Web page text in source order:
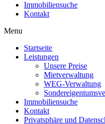
Immobiliensuche
Kontakt
Menu
Startseite
Leistungen
Unsere Preise
Mietverwaltung
WEG-Verwaltung
Immobiliensuche
Kontakt
Privatsphäre und